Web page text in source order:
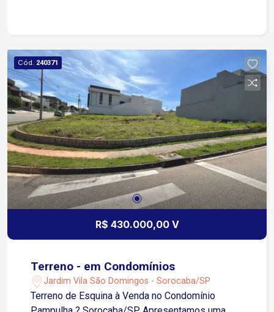
Cód. 240371
R$ 430.000,00 V
Terreno - em Condomínios
Jardim Vila São Domingos - Sorocaba/SP
Terreno de Esquina à Venda no Condomínio